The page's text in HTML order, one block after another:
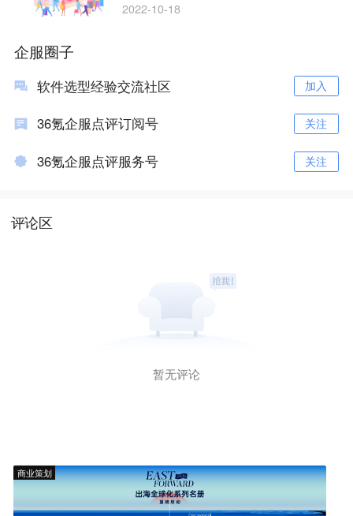
2022-10-18
企服圈子
软件选型经验交流社区 加入
36氪企服点评订阅号 关注
36氪企服点评服务号 关注
评论区
暂无评论
商业策划